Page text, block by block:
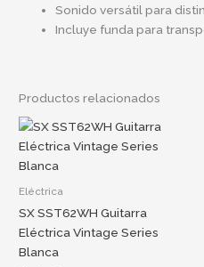
Sonido versátil para
Incluye funda para
Productos relacionados
Eléctrica
SX SST62WH Guitarra
Eléctrica Vintage Series
Blanca